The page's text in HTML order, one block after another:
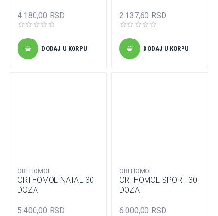
4.180,00 RSD
DODAJ U KORPU
2.137,60 RSD
DODAJ U KORPU
ORTHOMOL
ORTHOMOL NATAL 30
DOZA
5.400,00 RSD
ORTHOMOL
ORTHOMOL SPORT 30
DOZA
6.000,00 RSD